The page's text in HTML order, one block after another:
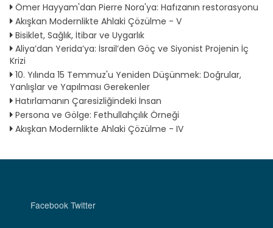
Ömer Hayyam'dan Pierre Nora'ya: Hafızanın restorasyonu
Akışkan Modernlikte Ahlaki Çözülme - V
Bisiklet, Sağlık, İtibar ve Uygarlık
Aliya’dan Yerida’ya: İsrail’den Göç ve Siyonist Projenin İç
Krizi
10. Yılında 15 Temmuz'u Yeniden Düşünmek: Doğrular,
Yanlışlar ve Yapılması Gerekenler
Hatırlamanın Çaresizliğindeki İnsan
Persona ve Gölge: Fethullahçılık Örneği
Akışkan Modernlikte Ahlaki Çözülme - IV
Facebook Twitter